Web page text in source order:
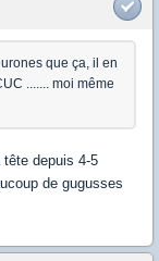
que ça, il en
....... moi même
depuis 4-5
de gugusses